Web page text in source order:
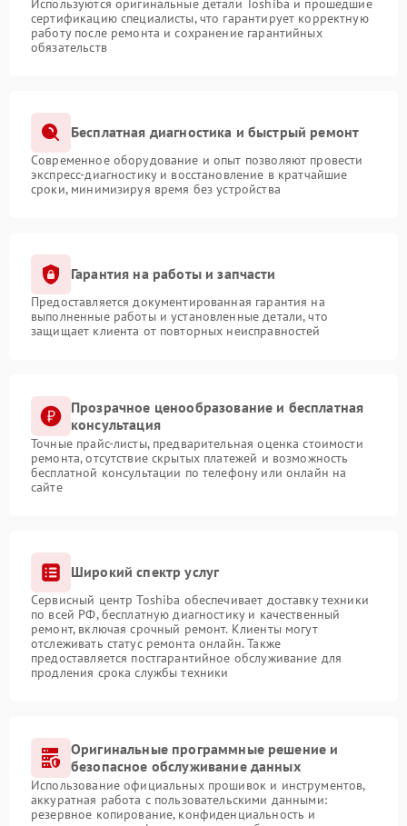
Используются оригинальные детали Toshiba и прошедшие
сертификацию специалисты, что гарантирует корректную
работу после ремонта и сохранение гарантийных
обязательств
Бесплатная диагностика и быстрый ремонт
Современное оборудование и опыт позволяют провести
экспресс-диагностику и восстановление в кратчайшие
сроки, минимизируя время без устройства
Гарантия на работы и запчасти
Предоставляется документированная гарантия на
выполненные работы и установленные детали, что
защищает клиента от повторных неисправностей
Прозрачное ценообразование и бесплатная
консультация
Точные прайс-листы, предварительная оценка стоимости
ремонта, отсутствие скрытых платежей и возможность
бесплатной консультации по телефону или онлайн на
сайте
Широкий спектр услуг
Сервисный центр Toshiba обеспечивает доставку техники
по всей РФ, бесплатную диагностику и качественный
ремонт, включая срочный ремонт. Клиенты могут
отслеживать статус ремонта онлайн. Также
предоставляется постгарантийное обслуживание для
продления срока службы техники
Оригинальные программные решение и
безопасное обслуживание данных
Использование официальных прошивок и инструментов,
аккуратная работа с пользовательскими данными:
резервное копирование, конфиденциальность и